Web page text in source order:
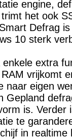
engine,
het ook
Defrag
10 sterk
extra
vrijkomt
naar eigen
Gepland
is. Verder
te
in realtime